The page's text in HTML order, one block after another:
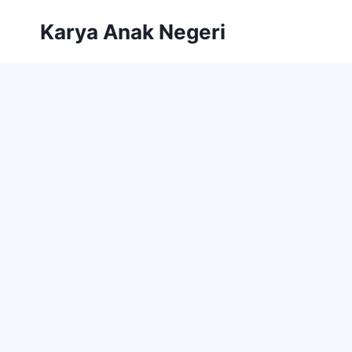
Karya Anak Negeri